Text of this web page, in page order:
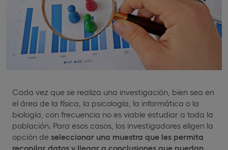
Cada vez que se realiza una investigación, bien sea en
el área de la física, la psicología, la informática o la
biología, con frecuencia no es viable estudiar a toda la
población Para esos casos, los investigadores eligen la
opción de seleccionar una muestra que les permita
recopilar datos y llegar a conclusiones que puedan